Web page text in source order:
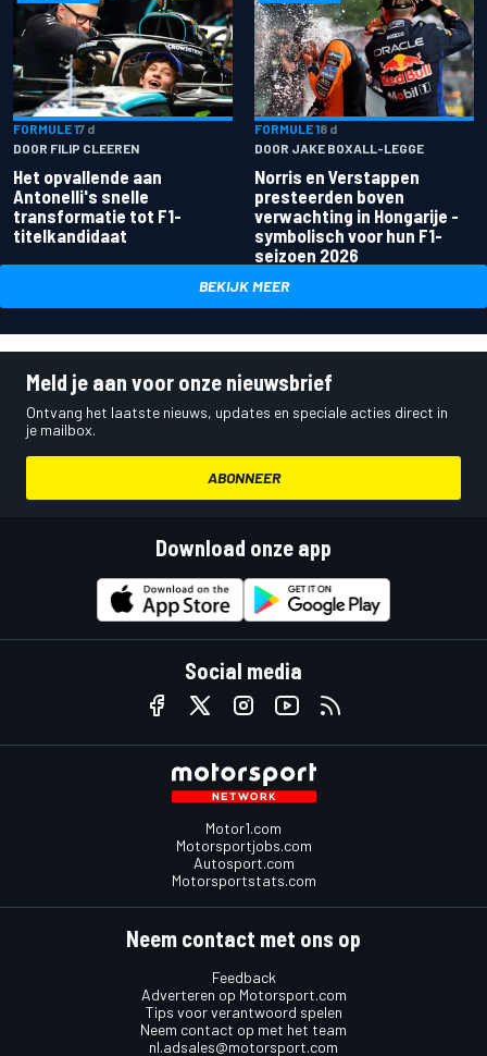
FORMULE 17 d
DOOR FILIP CLEEREN
Het opvallende aan
Antonelli's snelle
transformatie tot F1-
titelkandidaat
FORMULE 18 d
DOOR JAKE BOXALL-LEGGE
Norris en Verstappen
presteerden boven
verwachting in Hongarije -
symbolisch voor hun F1-
seizoen 2026
BEKIJK MEER
Meld je aan voor onze nieuwsbrief
Ontvang het laatste nieuws, updates en speciale acties direct in
je mailbox.
ABONNEER
Download onze app
Social media
Motor1.com
Motorsportjobs.com
Autosport.com
Motorsportstats.com
Neem contact met ons op
Feedback
Adverteren op Motorsport.com
Tips voor verantwoord spelen
Neem contact op met het team
nl.adsales@motorsport.com